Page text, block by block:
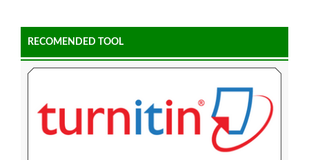
RECOMENDED TOOL